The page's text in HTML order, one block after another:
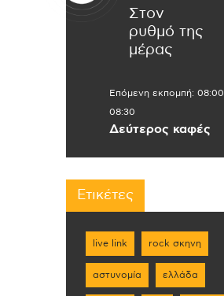
Στον
ρυθμό της
μέρας
Επόμενη εκπομπή: 08:00
08:30
Δεύτερος καφές
Ετικέτες
live link rock σκηνη
αστυνομία ελλάδα